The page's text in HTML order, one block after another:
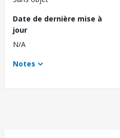
Date de dernière mise à
jour
N/A
Notes